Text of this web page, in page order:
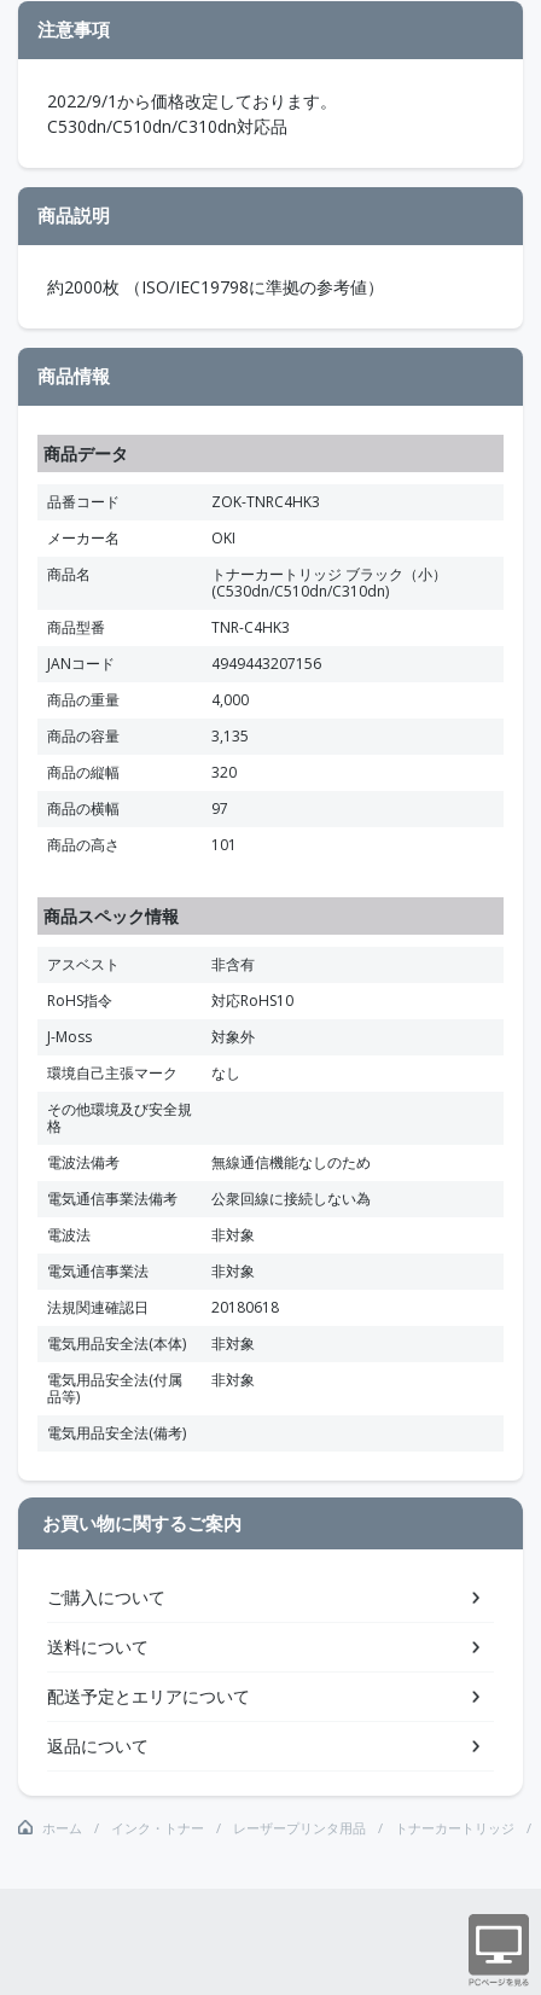
注意事項
2022/9/1から価格改定しております。
C530dn/C510dn/C310dn対応品
商品説明
約2000枚 （ISO/IEC19798に準拠の参考値）
商品情報
商品データ
品番コード
ZOK-TNRC4HK3
メーカー名
OKI
商品名
トナーカートリッジ ブラック（小）
(C530dn/C510dn/C310dn)
商品型番
TNR-C4HK3
JANコード
4949443207156
商品の重量
4,000
商品の容量
3,135
商品の縦幅
320
商品の横幅
97
商品の高さ
101
商品スペック情報
アスベスト
非含有
RoHS指令
対応RoHS10
J-Moss
対象外
環境自己主張マーク
なし
その他環境及び安全規
格
電波法備考
無線通信機能なしのため
電気通信事業法備考
公衆回線に接続しない為
電波法
非対象
電気通信事業法
非対象
法規関連確認日
20180618
電気用品安全法(本体)
非対象
電気用品安全法(付属
品等)
非対象
電気用品安全法(備考)
お買い物に関するご案内
ご購入について
送料について
配送予定とエリアについて
返品について
ホーム インク・トナー レーザープリンタ用品 トナーカートリッジ